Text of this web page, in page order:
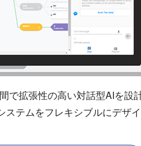
拡張性の高い対話型AIを設
テムをフレキシブルにデザ